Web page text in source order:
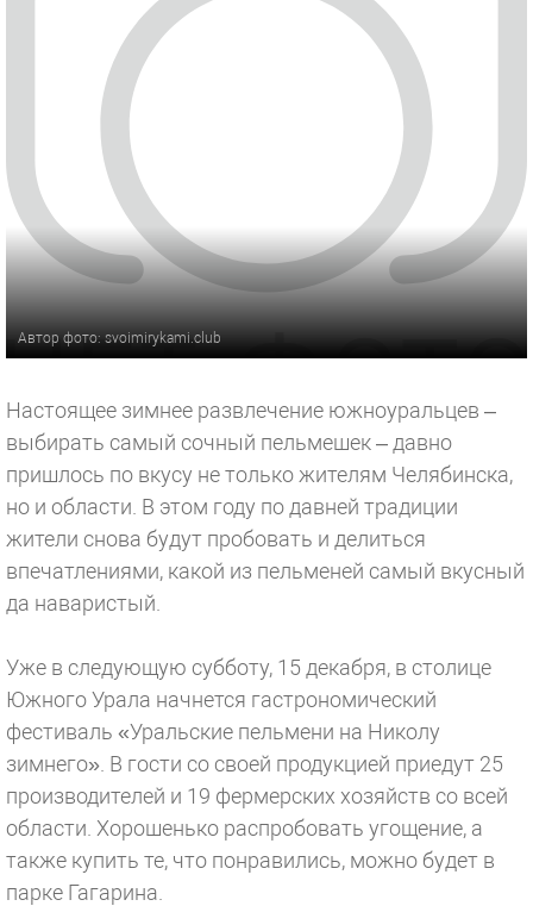
Автор фото: svoimirykami.club
Настоящее зимнее развлечение южноуральцев –
выбирать самый сочный пельмешек – давно
пришлось по вкусу не только жителям Челябинска,
но и области. В этом году по давней традиции
жители снова будут пробовать и делиться
впечатлениями, какой из пельменей самый вкусный
да наваристый.
Уже в следующую субботу, 15 декабря, в столице
Южного Урала начнется гастрономический
фестиваль «Уральские пельмени на Николу
зимнего». В гости со своей продукцией приедут 25
производителей и 19 фермерских хозяйств со всей
области. Хорошенько распробовать угощение, а
также купить те, что понравились, можно будет в
парке Гагарина.